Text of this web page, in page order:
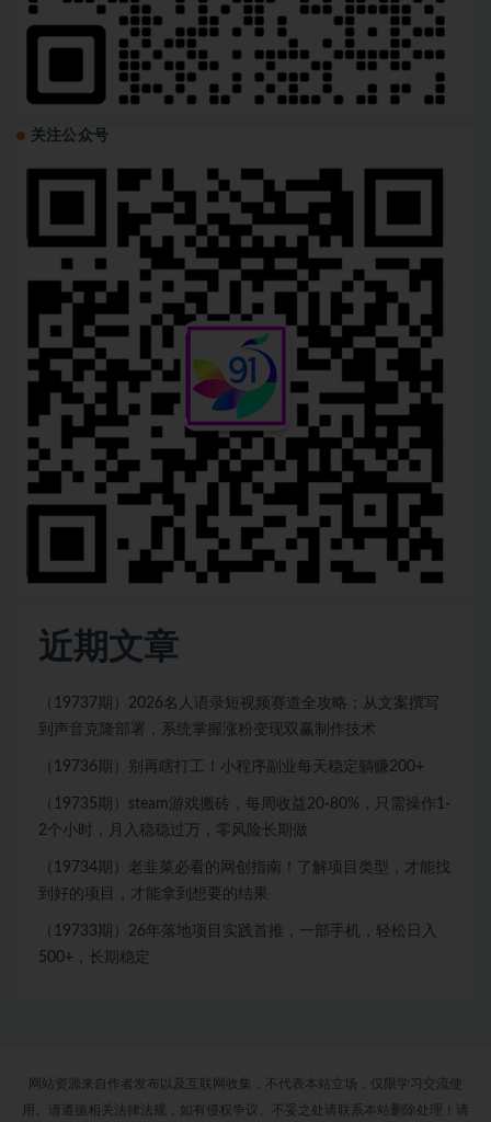
关注公众号
近期文章
（19737期）2026名人语录短视频赛道全攻略；从文案撰写
到声音克隆部署，系统掌握涨粉变现双赢制作技术
（19736期）别再瞎打工！小程序副业每天稳定躺赚200+
（19735期）steam游戏搬砖，每周收益20-80%，只需操作1-
2个小时，月入稳稳过万，零风险长期做
（19734期）老韭菜必看的网创指南！了解项目类型，才能找
到好的项目，才能拿到想要的结果
（19733期）26年落地项目实践首推，一部手机，轻松日入
500+，长期稳定
网站资源来自作者发布以及互联网收集，不代表本站立场，仅限学习交流使
用。请遵循相关法律法规，如有侵权争议、不妥之处请联系本站删除处理！请